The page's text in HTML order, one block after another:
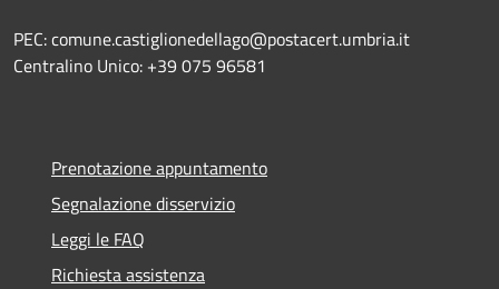
PEC: comune.castiglionedellago@postacert.umbria.it
Centralino Unico: +39 075 96581
Prenotazione appuntamento
Segnalazione disservizio
Leggi le FAQ
Richiesta assistenza